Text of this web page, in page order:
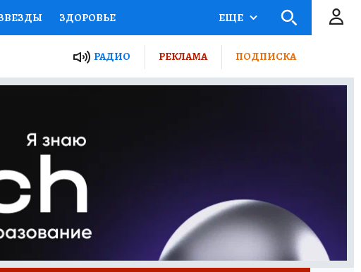
ЗДОРОВЬЕ
ПРОЕКТЫ РОССИИ
СЕКРЕТЫ ПУТЕВОДИТЕЛЬ
ГИД ПОТРЕБИТЕЛЯ
ЕЩЕ
РАДИО РЕКЛАМА ПОДПИСКА